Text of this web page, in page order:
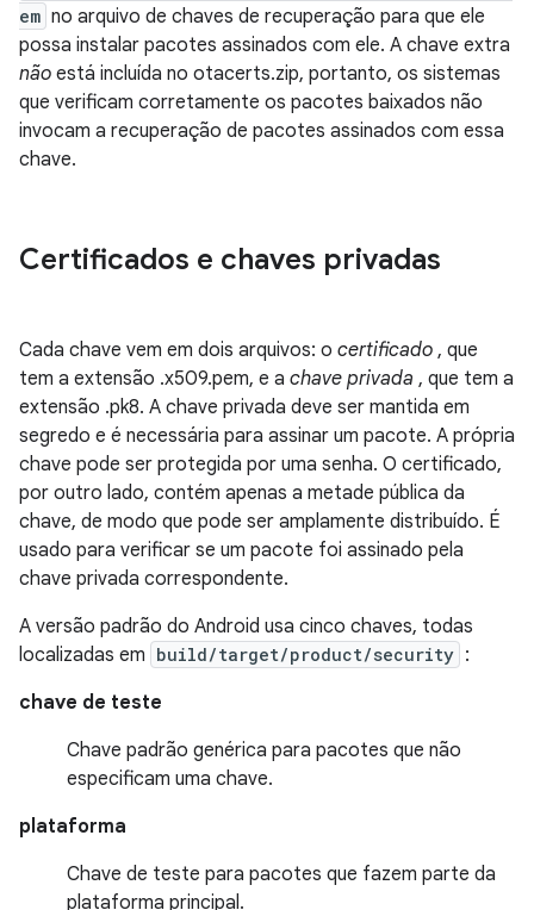
em no arquivo de chaves de recuperação para que ele
possa instalar pacotes assinados com ele. A chave extra
não está incluída no otacerts.zip, portanto, os sistemas
que verificam corretamente os pacotes baixados não
invocam a recuperação de pacotes assinados com essa
chave.
Certificados e chaves privadas
Cada chave vem em dois arquivos: o certificado , que
tem a extensão .x509.pem, e a chave privada , que tem a
extensão .pk8. A chave privada deve ser mantida em
segredo e é necessária para assinar um pacote. A própria
chave pode ser protegida por uma senha. O certificado,
por outro lado, contém apenas a metade pública da
chave, de modo que pode ser amplamente distribuído. É
usado para verificar se um pacote foi assinado pela
chave privada correspondente.
A versão padrão do Android usa cinco chaves, todas
localizadas em build/target/product/security :
chave de teste
Chave padrão genérica para pacotes que não
especificam uma chave.
plataforma
Chave de teste para pacotes que fazem parte da
plataforma principal.